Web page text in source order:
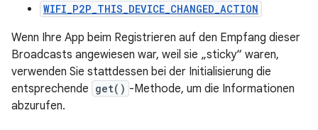
WIFI_P2P_THIS_DEVICE_CHANGED_ACTION
Wenn Ihre App beim Registrieren auf den Empfang dieser
Broadcasts angewiesen war, weil sie „sticky“ waren,
verwenden Sie stattdessen bei der Initialisierung die
entsprechende get() -Methode, um die Informationen
abzurufen.